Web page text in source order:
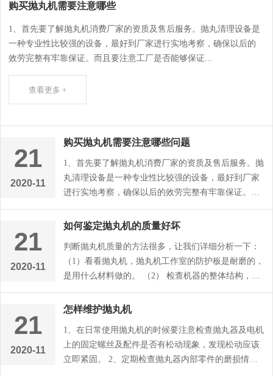
购买抛丸机需要注意哪些
1、首先要了解抛丸机消费厂家的资质及售后服务。抛丸清理设备是
一种专业性比较强的设备，最好到厂家进行实地考察，确保以后的
效劳完整有牢靠保证。而且要注意工厂是否能够保证...
查看更多 +
21
2020-11
购买抛丸机需要注意哪些问题
1、首先要了解抛丸机消费厂家的资质及售后服务。抛
丸清理设备是一种专业性比较强的设备，最好到厂家
进行实地考察，确保以后的效劳完整有牢靠保证。而
且要注意工厂是否能够保证...
21
2020-11
如何鉴定抛丸机的质量好坏
判断抛丸机质量的方法很多，让我们详细分析一下：
（1）看看抛丸机，抛丸机工作室的防护板是耐磨的，
是用什么材料做的。 （2） 检查机器的整体结构，合
理的结构能使抛丸的实际效...
21
2020-11
怎样维护抛丸机
1、在日常使用抛丸机的时候要注意检查抛丸器及电机
上的固定螺丝及配件是否有松动现象，发现松动应该
立即紧固。 2、定期检查抛丸器内部零件的磨损情
况，及时更换，延长机械使用...